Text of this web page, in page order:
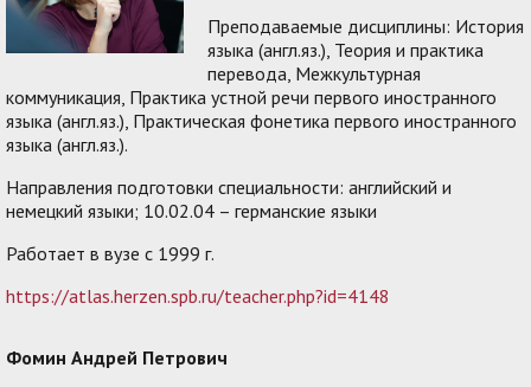
Преподаваемые дисциплины: История
языка (англ.яз.), Теория и практика
перевода, Межкультурная
коммуникация, Практика устной речи первого иностранного
языка (англ.яз.), Практическая фонетика первого иностранного
языка (англ.яз.).
Направления подготовки специальности: английский и
немецкий языки; 10.02.04 – германские языки
Работает в вузе с 1999 г.
https://atlas.herzen.spb.ru/teacher.php?id=4148
Фомин Андрей Петрович